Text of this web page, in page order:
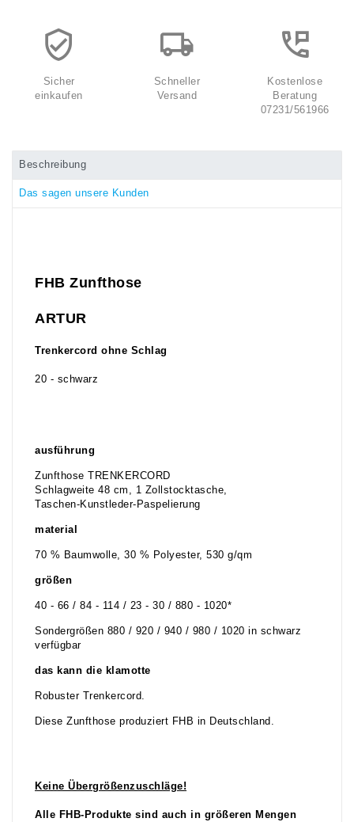
Sicher
einkaufen
Schneller
Versand
Kostenlose
Beratung
07231/561966
Beschreibung
Das sagen unsere Kunden
FHB Zunfthose
ARTUR
Trenkercord ohne Schlag
20 - schwarz
ausführung
Zunfthose TRENKERCORD
Schlagweite 48 cm, 1 Zollstocktasche,
Taschen-Kunstleder-Paspelierung
material
70 % Baumwolle, 30 % Polyester, 530 g/qm
größen
40 - 66 / 84 - 114 / 23 - 30 / 880 - 1020*
Sondergrößen 880 / 920 / 940 / 980 / 1020 in schwarz
verfügbar
das kann die klamotte
Robuster Trenkercord.
Diese Zunfthose produziert FHB in Deutschland.
Keine Übergrößenzuschläge!
Alle FHB-Produkte sind auch in größeren Mengen